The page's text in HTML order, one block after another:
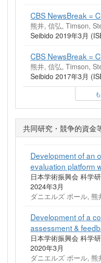
CBS NewsBreak =
熊井, 信弘, Timson,
Seibido 2019年3月
CBS NewsBreak =
熊井, 信弘, Timson,
Seibido 2017年3月
共同研究・競争的資金
Development of an
evaluation platform
日本学術振興会 科学
2024年3月
ダニエルズ ポール, 熊
Development of a
assessment &
日本学術振興会 科学
2020年3月
ダニエルズ ポール, 熊